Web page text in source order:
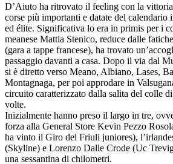
D’Aiuto ha ritrovato il feeling con la
corse più importanti e datate del calendario
ed élite. Significativa lo era in primis per i
meanese Mattia Stenico, reduce dalle
(gara a tappe francese), ha trovato
passaggio davanti a casa. Dopo il via dal
si è diretto verso Meano, Albiano, Lases,
Montagnaga, per poi approdare in
circuito caratterizzato dalla salita del colle
volte.
Inizialmente hanno preso il largo in tre,
forza alla General Store Kevin Pezzo
ha vinto il Giro del Friuli juniores),
(Skyline) e Lorenzo Dalle Crode (Uc
una sessantina di chilometri.